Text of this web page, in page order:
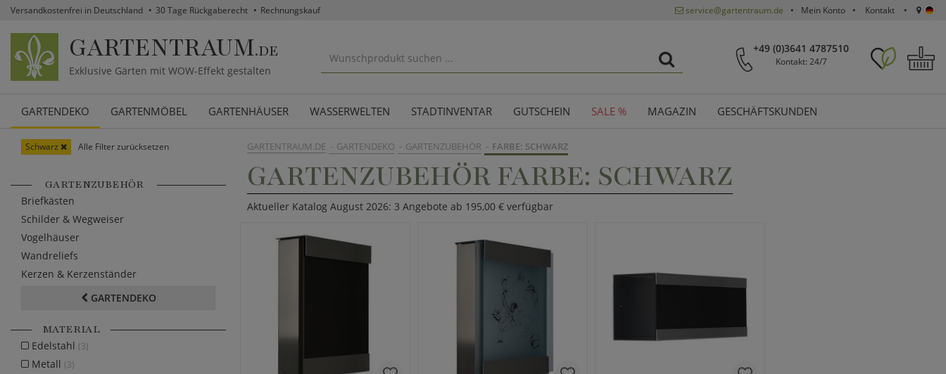
Versandkostenfrei in Deutschland 30 Tage Rückgaberecht Rechnungskauf service@gartentraum.de Mein Konto Kontakt
GARTENTRAUM.DE
Exklusive Gärten mit WOW-Effekt gestalten
+49 (0)3641 4787510
Kontakt: 24/7
GARTENDEKO GARTENMÖBEL GARTENHÄUSER WASSERWELTEN STADTINVENTAR GUTSCHEIN SALE % MAGAZIN GESCHÄFTSKUNDEN
GARTENTRAUM.DE GARTENDEKO GARTENZUBEHÖR FARBE: SCHWARZ
GARTENZUBEHÖR FARBE: SCHWARZ
Aktueller Katalog August 2026: 3 Angebote ab 195,00 € verfügbar
Schwarz Alle Filter zurücksetzen
GARTENZUBEHÖR
Briefkästen
Schilder & Wegweiser
Vogelhäuser
Wandreliefs
Kerzen & Kerzenständer
GARTENDEKO
MATERIAL
Edelstahl (3)
Metall (3)